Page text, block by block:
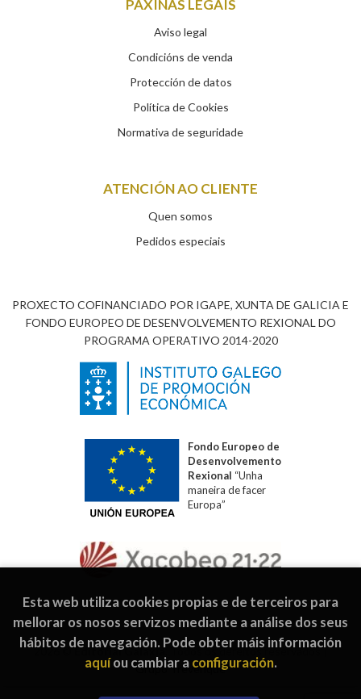
PÁXINAS LEGAIS
Aviso legal
Condicións de venda
Protección de datos
Política de Cookies
Normativa de seguridade
ATENCIÓN AO CLIENTE
Quen somos
Pedidos especiais
PROXECTO COFINANCIADO POR IGAPE, XUNTA DE GALICIA E
FONDO EUROPEO DE DESENVOLVEMENTO REXIONAL DO
PROGRAMA OPERATIVO 2014-2020
Fondo Europeo de
Desenvolvemento
Rexional “Unha
maneira de facer
Europa”
2026 ©Editorial Galaxia . Todos os dereitos reservados |
Grupo Trevenque
Esta web utiliza cookies propias e de terceiros para
mellorar os nosos servizos mediante a análise dos seus
hábitos de navegación. Pode obter máis información
aquíou cambiar a configuración.